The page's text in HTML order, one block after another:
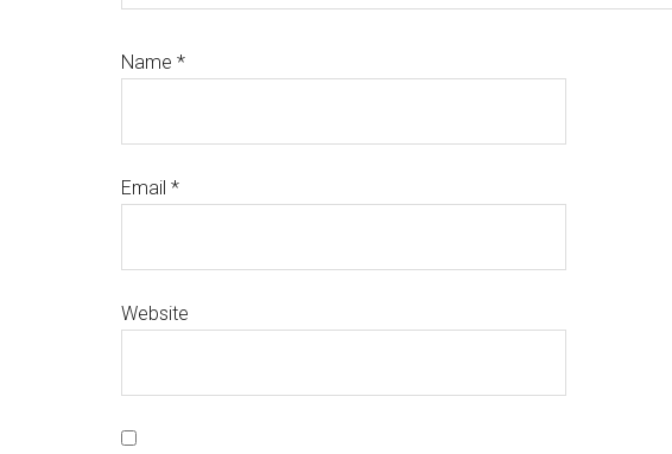
Name *
Email *
Website